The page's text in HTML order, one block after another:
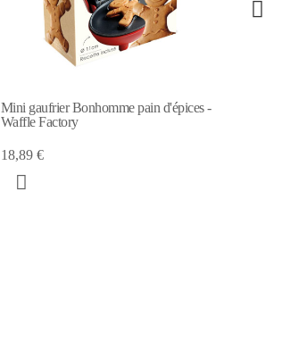
Machine à crêpes maison "Crêpes
factory" Ø28
48,29 €24,15 €